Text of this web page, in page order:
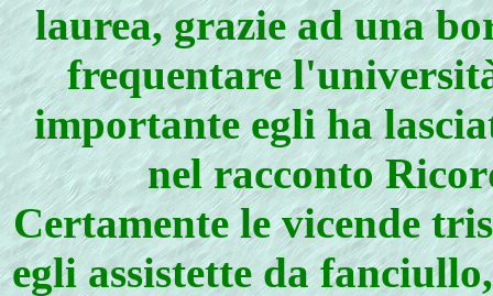
laurea, grazie ad una
frequentare
importante egli ha
nel racconto
Certamente le vicende
egli assistette da